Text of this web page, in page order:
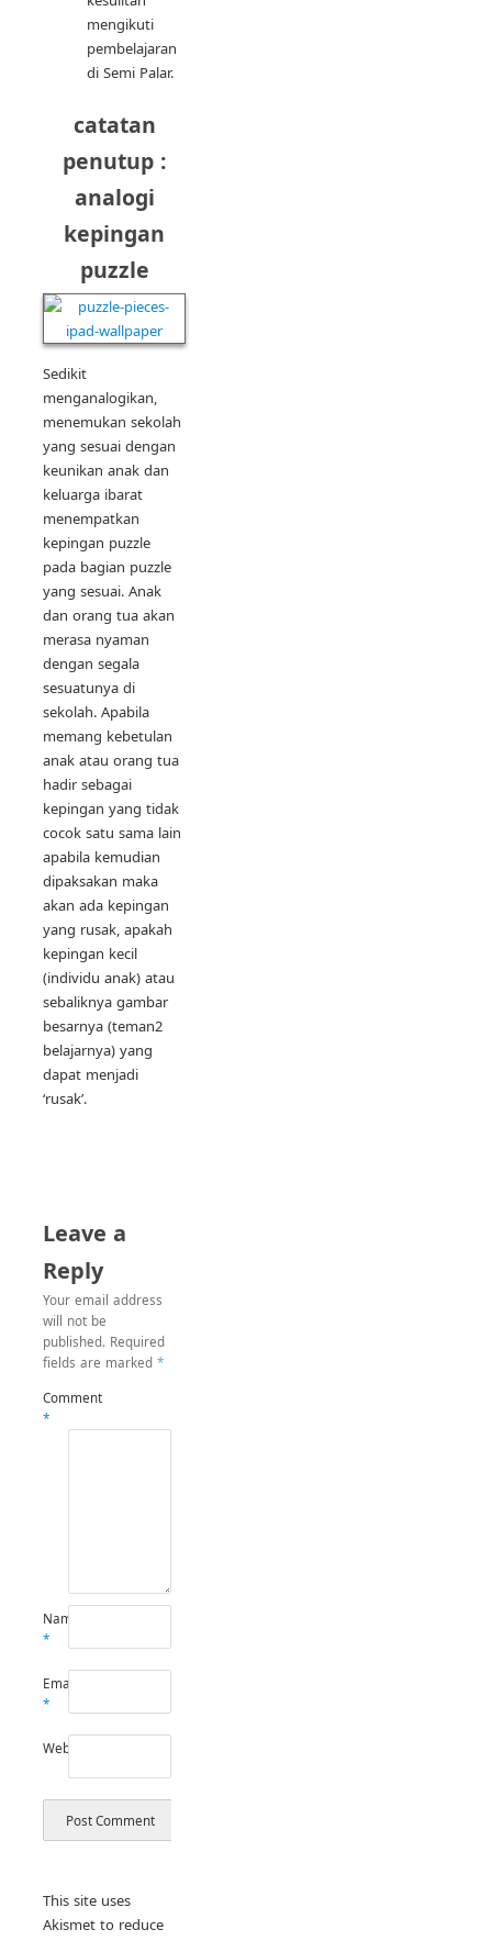
mengikuti
pembelajaran
di Semi Palar.
catatan
penutup :
analogi
kepingan
puzzle
Sedikit
menganalogikan,
menemukan sekolah
yang sesuai dengan
keunikan anak dan
keluarga ibarat
menempatkan
kepingan puzzle
pada bagian puzzle
yang sesuai. Anak
dan orang tua akan
merasa nyaman
dengan segala
sesuatunya di
sekolah. Apabila
memang kebetulan
anak atau orang tua
hadir sebagai
kepingan yang tidak
cocok satu sama lain
apabila kemudian
dipaksakan maka
akan ada kepingan
yang rusak, apakah
kepingan kecil
(individu anak) atau
sebaliknya gambar
besarnya (teman2
belajarnya) yang
dapat menjadi
‘rusak’.
Leave a
Reply
Your email address
will not be
published. Required
fields are marked *
Comment
*
Name
*
Email
*
Website
This site uses
Akismet to reduce